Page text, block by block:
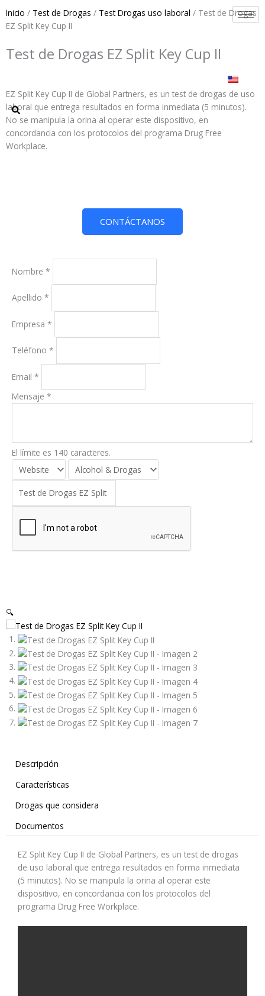
contenido
🔍
Inicio / Test de Drogas / Test Drogas uso laboral / Test de Drogas
EZ Split Key Cup II
Test de Drogas EZ Split Key Cup II
EZ Split Key Cup II de Global Partners, es un test de drogas de uso
laboral que entrega resultados en forma inmediata (5 minutos).
No se manipula la orina al operar este dispositivo, en
concordancia con los protocolos del programa Drug Free
Workplace.
CONTÁCTANOS
Nombre *
Apellido *
Empresa *
Teléfono *
Email *
Mensaje *
El límite es 140 caracteres.
Descripción
Características
Drogas que considera
Documentos
EZ Split Key Cup II de Global Partners, es un test de drogas
de uso laboral que entrega resultados en forma inmediata
(5 minutos). No se manipula la orina al operar este
dispositivo, en concordancia con los protocolos del
programa Drug Free Workplace.